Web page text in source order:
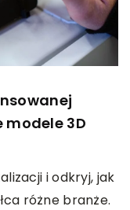
3D
i odkryj, jak
różne branże.